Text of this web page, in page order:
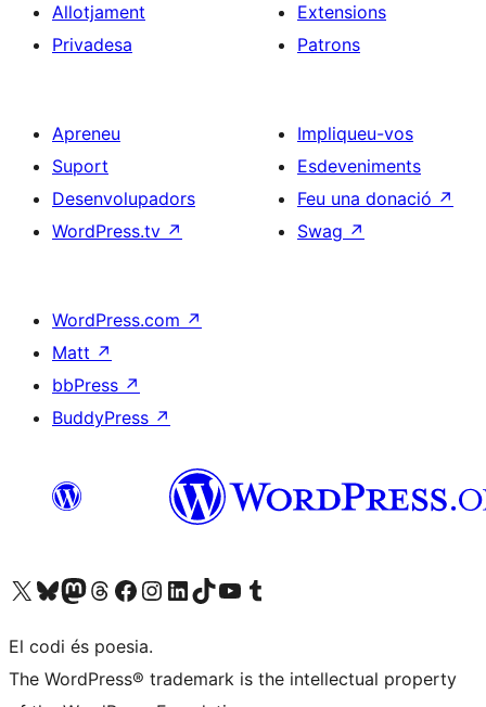
Allotjament
Privadesa
Extensions
Patrons
Apreneu
Suport
Desenvolupadors
WordPress.tv ↗
Impliqueu-vos
Esdeveniments
Feu una donació ↗
Swag ↗
WordPress.com ↗
Matt ↗
bbPress ↗
BuddyPress ↗
Visiteu el nostre compte X (abans Twitter)
Visiteu el nostre compte de Bluesky
Visiteu el nostre compte al Mastodon
Visiteu el nostre compte de Threads
Visiteu la nostra pàgina al Facebook
Visiteu el nostre compte d'Instagram
Visiteu el nostre compte de LinkedIn
Visiteu el nostre compte de TikTok
Visiteu el nostre canal al YouTube
Visiteu el nostre compte de Tumblr
El codi és poesia.
The WordPress® trademark is the intellectual property